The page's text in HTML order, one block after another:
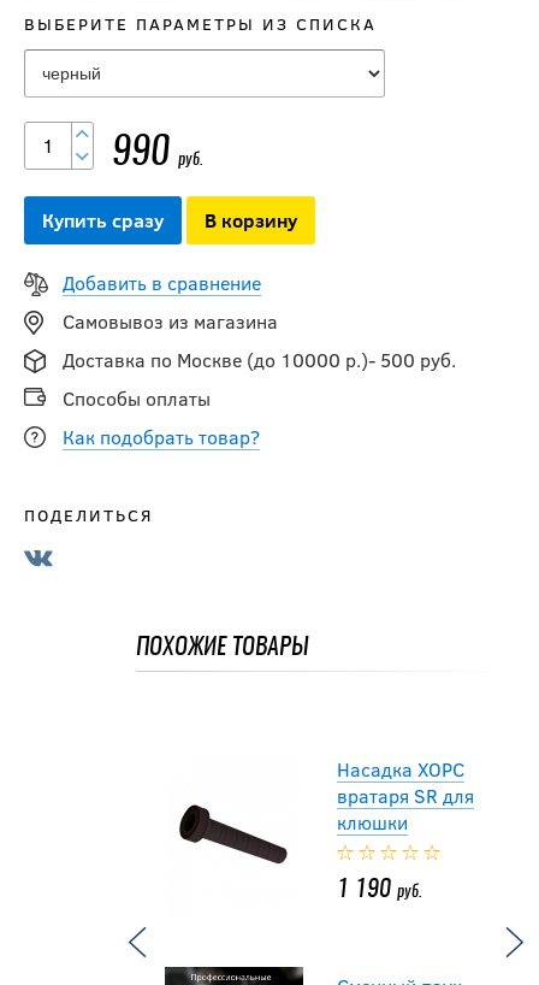
ВЫБЕРИТЕ ПАРАМЕТРЫ ИЗ СПИСКА
990 руб.
Купить сразу В корзину
Добавить в сравнение
Самовывоз из магазина
Доставка по Москве (до 10000 р.)- 500 руб.
Способы оплаты
Как подобрать товар?
ПОДЕЛИТЬСЯ
ПОХОЖИЕ ТОВАРЫ
вратаря SR для
1 090
Насадка ХОРС
вратаря SR для
клюшки
1 190 руб.